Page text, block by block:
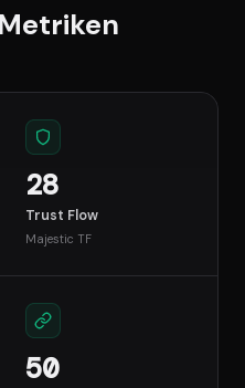
28
Trust Flow
Majestic TF
50